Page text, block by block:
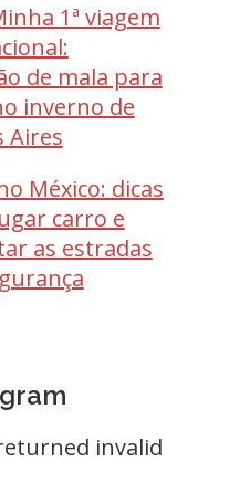
1ª viagem
de mala para
inverno de
Aires
México: dicas
carro e
as estradas
invalid